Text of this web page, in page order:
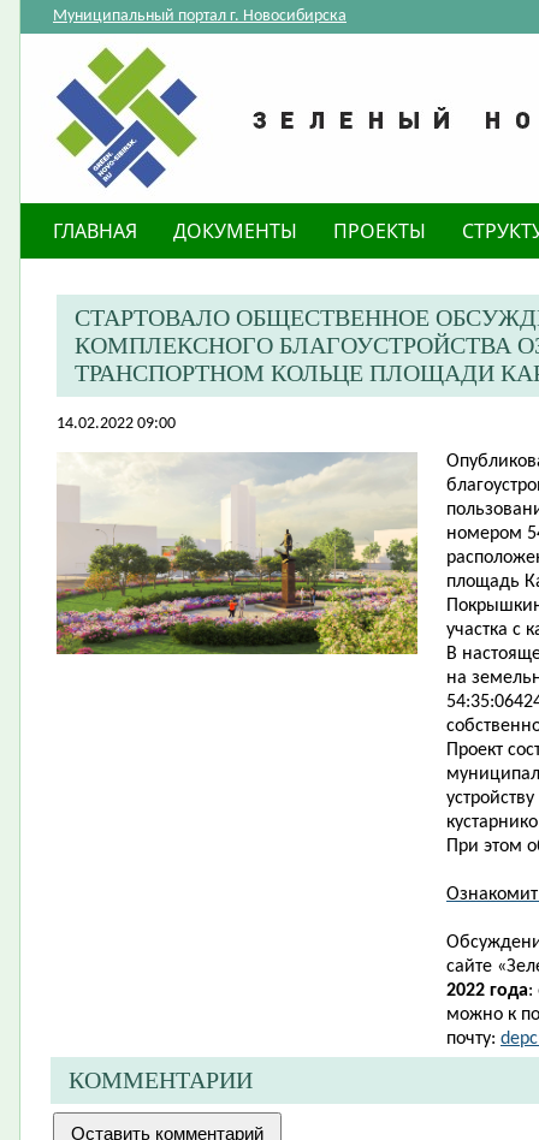
Муниципальный портал г. Новосибирска
ГЛАВНАЯ ДОКУМЕНТЫ ПРОЕКТЫ
СТАРТОВАЛО ОБЩЕСТВЕННОЕ
КОМПЛЕКСНОГО БЛАГОУСТРОЙСТВА
ТРАНСПОРТНОМ КОЛЬЦЕ ПЛОЩАДИ
14.02.2022 09:00
номером
площадь
участка с
В
на
Проект
При этом
сайте «
2022 года:
можно к
почту:
КОММЕНТАРИИ